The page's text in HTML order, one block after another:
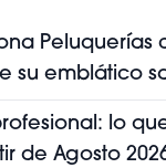
Peluquerías
su emblático
lo
de Agosto